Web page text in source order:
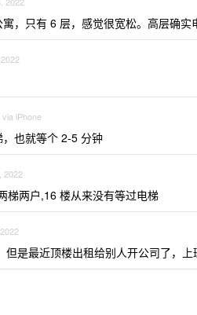
，只有 6 层，感觉很宽松。高层确实
iPhone
也就等个 2-5 分钟
2022
梯两户,16 楼从来没有等过电梯
但是最近顶楼出租给别人开公司了，上